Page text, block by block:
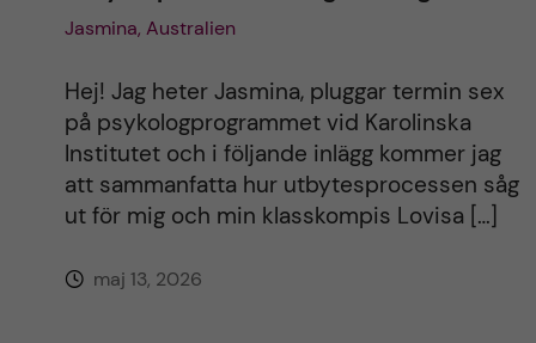
Jasmina, Australien
Hej! Jag heter Jasmina, pluggar termin sex
på psykologprogrammet vid Karolinska
Institutet och i följande inlägg kommer jag
att sammanfatta hur utbytesprocessen såg
ut för mig och min klasskompis Lovisa […]
maj 13, 2026